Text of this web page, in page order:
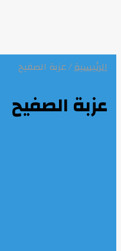
الرئيسية/عزبة الصفيح
عزبة الصفيح